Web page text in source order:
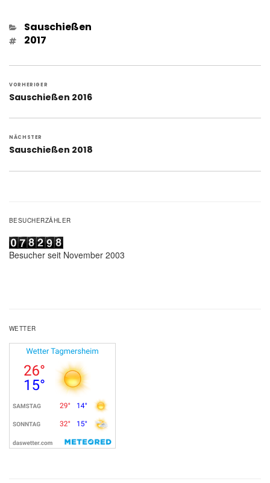
Kategorien
Sauschießen
Schlagwörter
2017
VORHERIGER
Vorheriger
Sauschießen 2016
NÄCHSTER
Nächster
Sauschießen 2018
BESUCHERZÄHLER
Besucher seit November 2003
WETTER